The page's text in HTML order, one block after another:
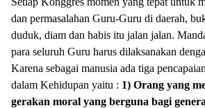
dan permasalahan Guru-Guru di daerah,
duduk, diam dan habis itu jalan jalan.
para seluruh Guru harus dilaksanakan
Karena sebagai manusia ada tiga
dalam Kehidupan yaitu : 1) Orang yang
gerakan moral yang berguna bagi